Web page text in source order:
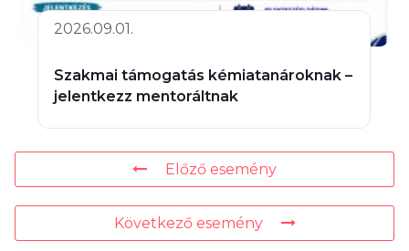
2026.09.01.
Szakmai támogatás kémiatanároknak –
jelentkezz mentoráltnak
Előző esemény
Következő esemény